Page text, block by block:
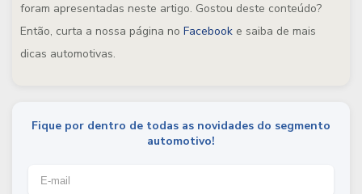
foram apresentadas neste artigo. Gostou deste conteúdo?
Então, curta a nossa página no Facebook e saiba de mais
dicas automotivas.
Fique por dentro de todas as novidades do segmento
automotivo!